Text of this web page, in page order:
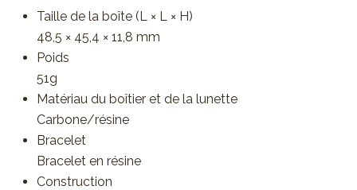
Taille de la boîte (L × L × H)
48,5 × 45,4 × 11,8 mm
Poids
51g
Matériau du boîtier et de la lunette
Carbone/résine
Bracelet
Bracelet en résine
Construction